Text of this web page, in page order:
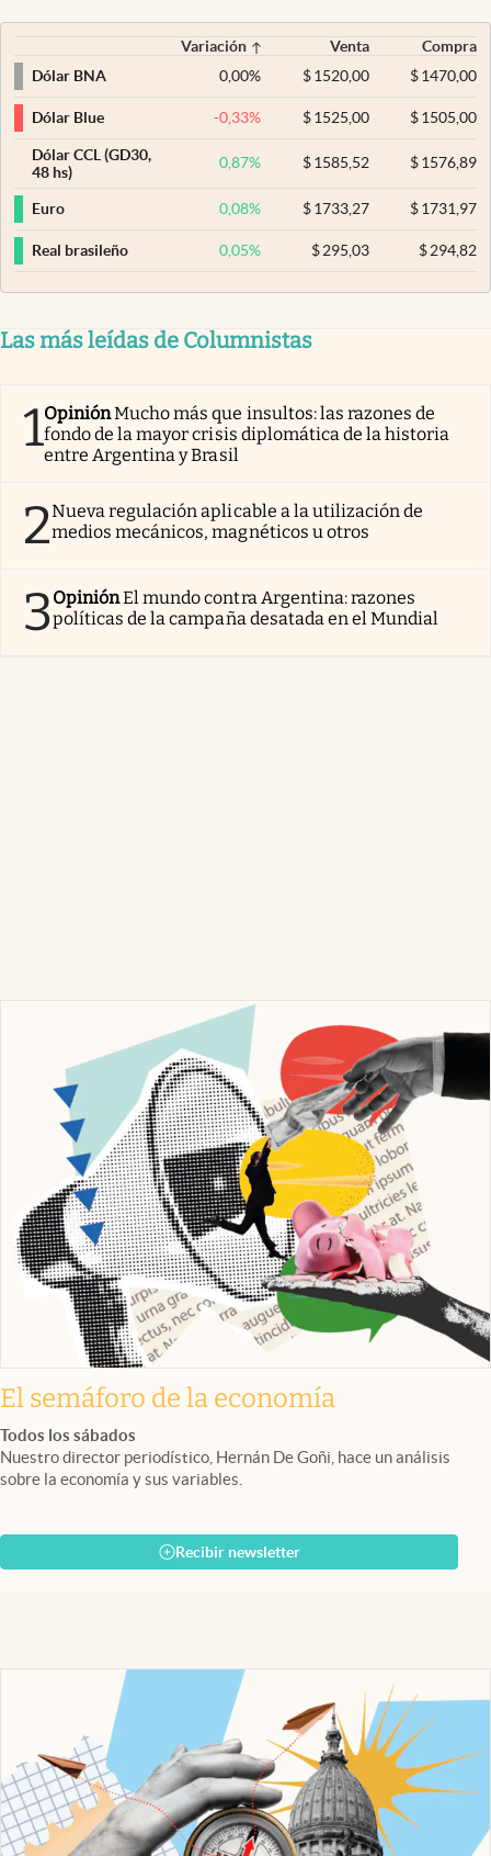
Variación Venta
Compra
Dólar BNA
0,00% $ 1520,00 $1470,00
Dólar Blue -0,33% $ 1525,00 $1505,00
Dólar CCL (GD30,
48 hs)
0,87% $ 1585,52 $1576,89
Euro 0,08% $ 1733,27 $1731,97
Real brasileño 0,05% $ 295,03 $294,82
Las más leídas de Columnistas
1OpiniónMucho más que insultos: las razones de
fondo de la mayor crisis diplomática de la historia
entre Argentina y Brasil
2Nueva regulación aplicable a la utilización de
medios mecánicos, magnéticos u otros
3OpiniónEl mundo contra Argentina: razones
políticas de la campaña desatada en el Mundial
El semáforo de la economía
Todos los sábados
Nuestro director periodístico, Hernán De Goñi, hace un análisis
sobre la economía y sus variables.
Recibir newsletter